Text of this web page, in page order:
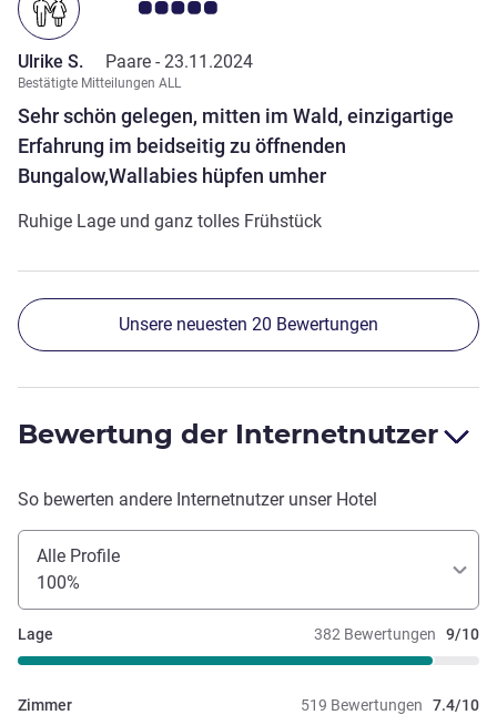
Sehr schön gelegen, mitten im Wald, einzigartige
Erfahrung im beidseitig zu öffnenden
Bungalow,Wallabies hüpfen umher
Note Kundenmeinungen 5.0/5
Ulrike S. Paare - 23.11.2024
Bestätigte Mitteilungen ALL
Ruhige Lage und ganz tolles Frühstück
Unsere neuesten 20 Bewertungen
Bewertung der Internetnutzer
So bewerten andere Internetnutzer unser Hotel
Alle Profile
100%
382 Bewertungen 9/10
Lage
519 Bewertungen 7.4/10
Zimmer